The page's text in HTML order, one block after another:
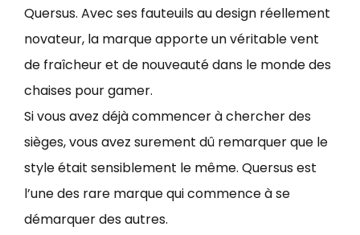
Quersus. Avec ses fauteuils au design réellement
novateur, la marque apporte un véritable vent
de fraîcheur et de nouveauté dans le monde des
chaises pour gamer.
Si vous avez déjà commencer à chercher des
sièges, vous avez surement dû remarquer que le
style était sensiblement le même. Quersus est
l’une des rare marque qui commence à se
démarquer des autres.